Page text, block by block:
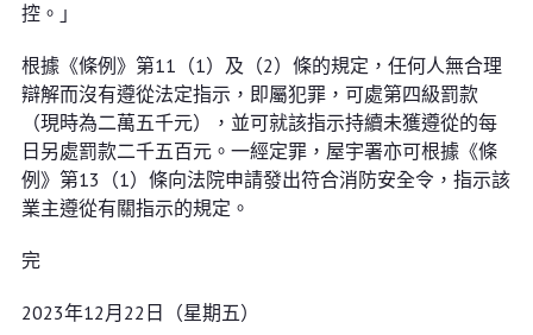
控。」
根據《條例》第11（1）及（2）條的規定，任何人無合理
辯解而沒有遵從法定指示，即屬犯罪，可處第四級罰款
（現時為二萬五千元），並可就該指示持續未獲遵從的每
日另處罰款二千五百元。一經定罪，屋宇署亦可根據《條
例》第13（1）條向法院申請發出符合消防安全令，指示該
業主遵從有關指示的規定。
完
2023年12月22日（星期五）